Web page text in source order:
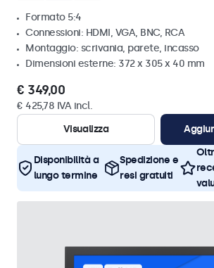
Formato 5:4
Connessioni: HDMI, VGA, BNC, RCA
Montaggio: scrivania, parete, incasso
Dimensioni esterne: 372 x 305 x 40 mm
€ 349,00
€ 425,78 IVA incl.
Visualizza
Disponibilità a
lungo termine
Spedizione e
resi gratuiti